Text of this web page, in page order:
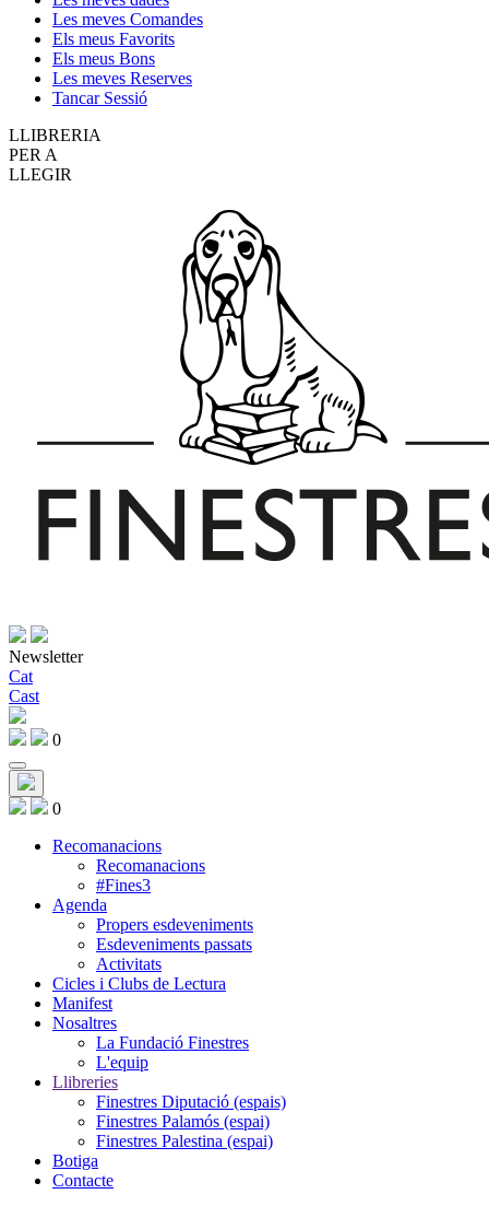
Les meves Comandes
Els meus Favorits
Els meus Bons
Les meves Reserves
Tancar Sessió
LLIBRERIA
PER A
LLEGIR
Newsletter
Cat
Cast
0
0
Recomanacions
Recomanacions
#Fines3
Agenda
Propers esdeveniments
Esdeveniments passats
Activitats
Cicles i Clubs de Lectura
Manifest
Nosaltres
La Fundació Finestres
L'equip
Llibreries
Finestres Diputació (espais)
Finestres Palamós (espai)
Finestres Palestina (espai)
Botiga
Contacte